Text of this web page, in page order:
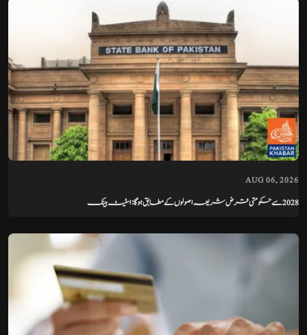
AUG 06, 2026
2028 سے حکومتی قرض شریعہ اصولوں کے مطابق ہوگا: اسٹیٹ بینک